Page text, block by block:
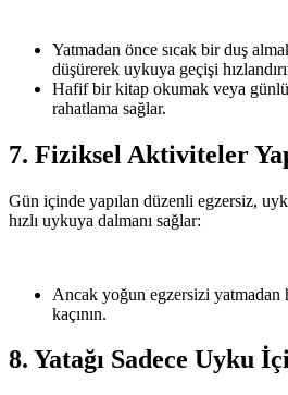
Yatmadan önce sıcak bir duş
düşürerek uykuya geçişi
Hafif bir kitap okumak veya
rahatlama sağlar.
7. Fiziksel Aktiviteler
Gün içinde yapılan düzenli egzersiz,
hızlı uykuya dalmanı sağlar:
Ancak yoğun egzersizi yatmadan
kaçının.
8. Yatağı Sadece Uyku